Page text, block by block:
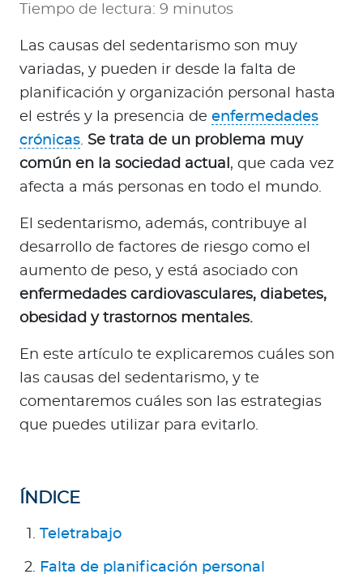
d
Ingresar a Mi Bupa
Para Agentes
Contáctanos
Tiempo de lectura: 9 minutos
Las causas del sedentarismo son muy
variadas, y pueden ir desde la falta de
planificación y organización personal hasta
el estrés y la presencia de enfermedades
crónicas. Se trata de un problema muy
común en la sociedad actual , que cada vez
afecta a más personas en todo el mundo.
El sedentarismo, además, contribuye al
desarrollo de factores de riesgo como el
aumento de peso, y está asociado con
enfermedades cardiovasculares, diabetes,
obesidad y trastornos mentales.
En este artículo te explicaremos cuáles son
las causas del sedentarismo, y te
comentaremos cuáles son las estrategias
que puedes utilizar para evitarlo.
ÍNDICE
Teletrabajo
Falta de planificación personal